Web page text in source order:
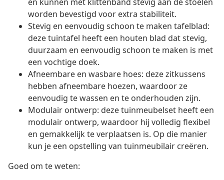
worden bevestigd voor extra stabiliteit.
Stevig en eenvoudig schoon te maken tafelblad:
deze tuintafel heeft een houten blad dat stevig,
duurzaam en eenvoudig schoon te maken is met
een vochtige doek.
Afneembare en wasbare hoes: deze zitkussens
hebben afneembare hoezen, waardoor ze
eenvoudig te wassen en te onderhouden zijn.
Modulair ontwerp: deze tuinmeubelset heeft een
modulair ontwerp, waardoor hij volledig flexibel
en gemakkelijk te verplaatsen is. Op die manier
kun je een opstelling van tuinmeubilair creëren.
Goed om te weten: